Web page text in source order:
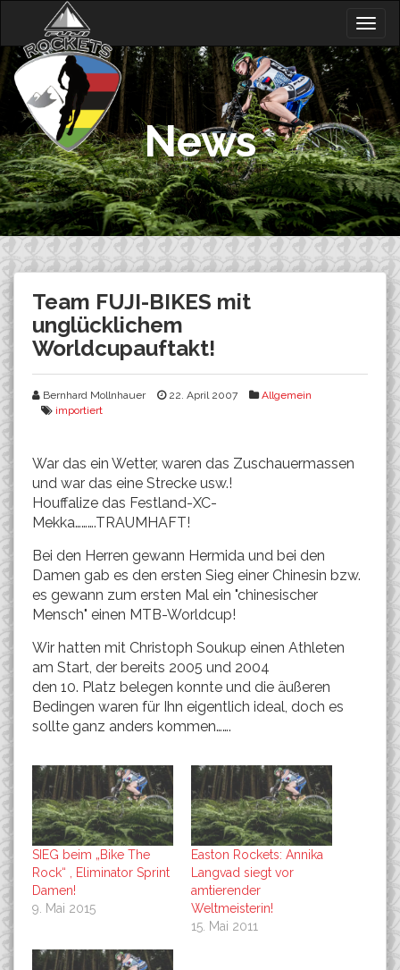
content
News
Team FUJI-BIKES mit
unglücklichem
Worldcupauftakt!
Bernhard Mollnhauer 22. April 2007
Allgemein
importiert
War das ein Wetter, waren das Zuschauermassen
und war das eine Strecke usw.!
Houffalize das Festland-XC-
Mekka……….TRAUMHAFT!
Bei den Herren gewann Hermida und bei den
Damen gab es den ersten Sieg einer Chinesin bzw.
es gewann zum ersten Mal ein "chinesischer
Mensch" einen MTB-Worldcup!
Wir hatten mit Christoph Soukup einen Athleten
am Start, der bereits 2005 und 2004
den 10. Platz belegen konnte und die äußeren
Bedingen waren für Ihn eigentlich ideal, doch es
sollte ganz anders kommen…….
SIEG beim „Bike The
Rock“ , Eliminator Sprint
Damen!
9. Mai 2015
Easton Rockets: Annika
Langvad siegt vor
amtierender
Weltmeisterin!
15. Mai 2011